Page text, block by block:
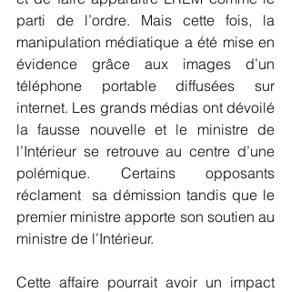
parti de l’ordre. Mais cette fois, la
manipulation médiatique a été mise en
évidence grâce aux images d’un
téléphone portable diffusées sur
internet. Les grands médias ont dévoilé
la fausse nouvelle et le ministre de
l’Intérieur se retrouve au centre d’une
polémique. Certains opposants
réclament  sa démission tandis que le
premier ministre apporte son soutien au
ministre de l’Intérieur.
Cette affaire pourrait avoir un impact